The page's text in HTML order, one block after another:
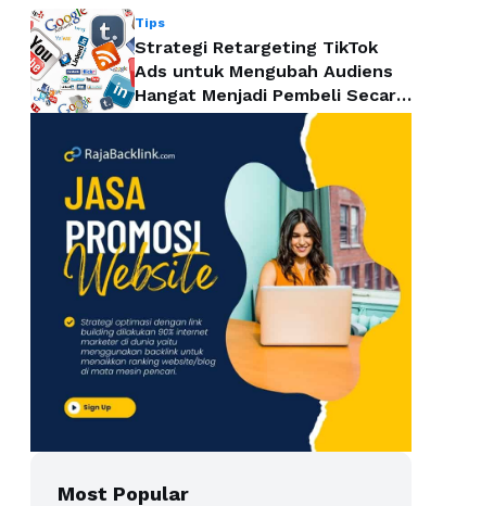
Tips
Strategi Retargeting TikTok
Ads untuk Mengubah Audiens
Hangat Menjadi Pembeli Secara
Efektif
Most Popular